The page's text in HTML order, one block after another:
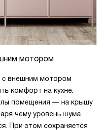
мотором
внешним мотором
комфорт на кухне.
помещения — на крышу
чему уровень шума
При этом сохраняется